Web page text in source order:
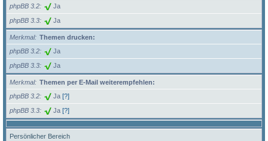
phpBB 3.2
Ja
phpBB 3.3 Ja
Merkmal
Themen drucken:
phpBB 3.2
Ja
phpBB 3.3 Ja
Merkmal
Themen per E-Mail weiterempfehlen:
phpBB 3.2
Ja [?]
phpBB 3.3 Ja [?]
Persönlicher Bereich